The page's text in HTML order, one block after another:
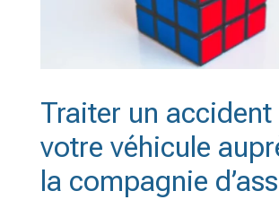
Traiter un accident
votre véhicule
la compagnie